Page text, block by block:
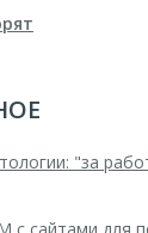
"за